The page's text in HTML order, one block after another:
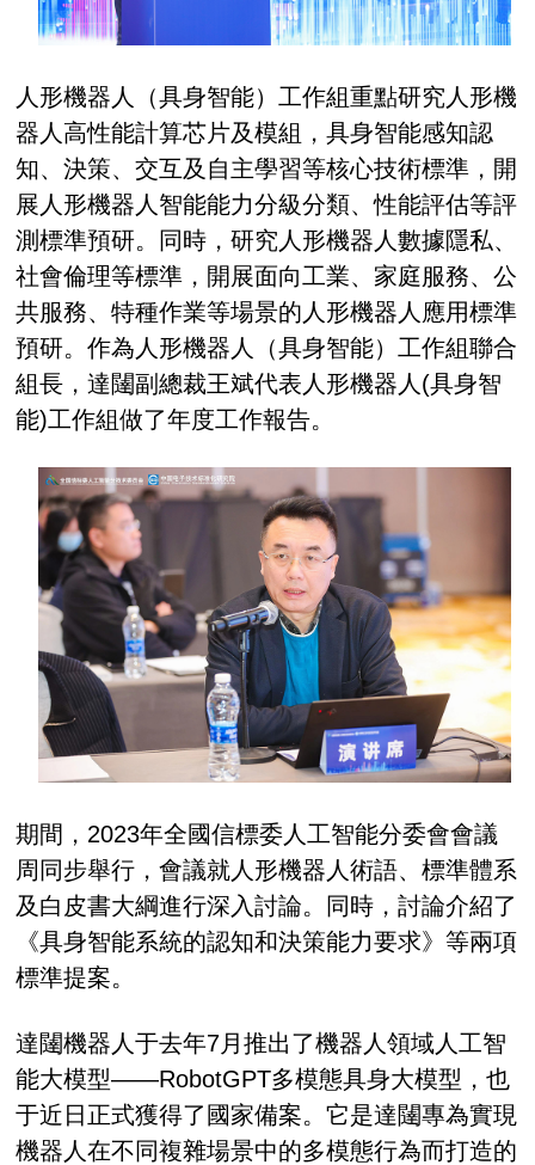
人形機器人（具身智能）工作組重點研究人形機
器人高性能計算芯片及模組，具身智能感知認
知、決策、交互及自主學習等核心技術標準，開
展人形機器人智能能力分級分類、性能評估等評
測標準預研。同時，研究人形機器人數據隱私、
社會倫理等標準，開展面向工業、家庭服務、公
共服務、特種作業等場景的人形機器人應用標準
預研。作為人形機器人（具身智能）工作組聯合
組長，達闥副總裁王斌代表人形機器人(具身智
能)工作組做了年度工作報告。
期間，2023年全國信標委人工智能分委會會議
周同步舉行，會議就人形機器人術語、標準體系
及白皮書大綱進行深入討論。同時，討論介紹了
《具身智能系統的認知和決策能力要求》等兩項
標準提案。
達闥機器人于去年7月推出了機器人領域人工智
能大模型——RobotGPT多模態具身大模型，也
于近日正式獲得了國家備案。它是達闥專為實現
機器人在不同複雜場景中的多模態行為而打造的